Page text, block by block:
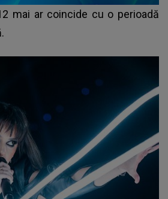
mai ar coincide cu o perioadă